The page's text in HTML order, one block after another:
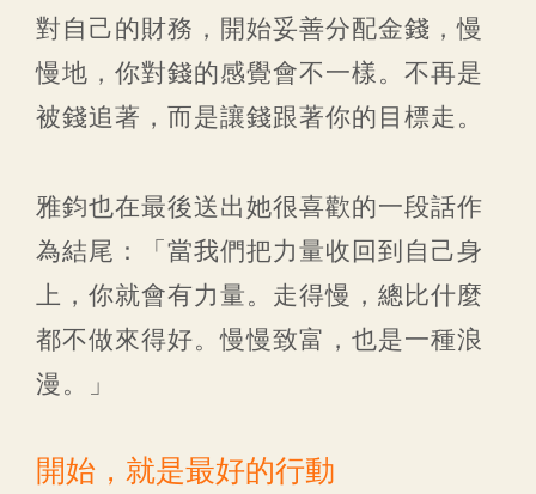
對自己的財務，開始妥善分配金錢，慢
慢地，你對錢的感覺會不一樣。不再是
被錢追著，而是讓錢跟著你的目標走。
雅鈞也在最後送出她很喜歡的一段話作
為結尾：「當我們把力量收回到自己身
上，你就會有力量。走得慢，總比什麼
都不做來得好。慢慢致富，也是一種浪
漫。」
開始，就是最好的行動